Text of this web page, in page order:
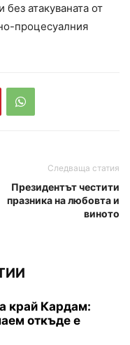
атакуваната от
процесуалния
Следваща статия
Президентът честити
празника на любовта и
виното
край Кардам:
откъде е